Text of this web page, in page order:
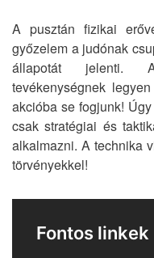
A pusztán fizikai
győzelem a judónak
állapotát jelenti.
tevékenységnek
akcióba se fogjunk!
csak stratégiai és
alkalmazni. A technika
törvényekkel!
Fontos linkek